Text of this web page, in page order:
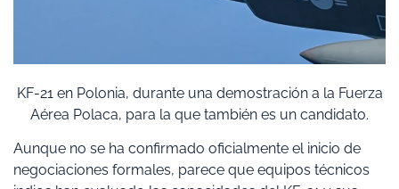
KF-21 en Polonia, durante una demostración a la Fuerza
Aérea Polaca, para la que también es un candidato.
Aunque no se ha confirmado oficialmente el inicio de
negociaciones formales, parece que equipos técnicos